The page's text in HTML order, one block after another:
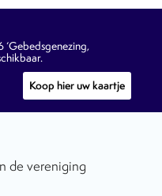
Koop hier uw kaartje
de vereniging